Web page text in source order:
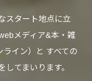
スタート地点に立
メディア&本・雑
ライン）と すべての
てまいります。